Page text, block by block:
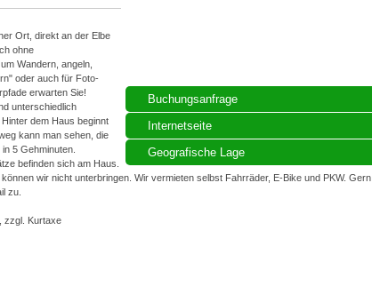
Buchungsanfrage
Internetseite
Geografische Lage
Ort, direkt an der Elbe
ohne
Wandern, angeln,
oder auch für Foto-
erwarten Sie!
unterschiedlich
dem Haus beginnt
kann man sehen, die
5 Gehminuten.
befinden sich am Haus.
wir nicht unterbringen. Wir vermieten selbst Fahrräder, E-Bike und PKW. Gern
zu.
zzgl. Kurtaxe